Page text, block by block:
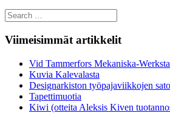
Search
for:
Viimeisimmät artikkelit
Vid Tammerfors Mekaniska-
Kuvia Kalevalasta
Designarkiston työpajaviikkojen
Tapettimuotia
Kiwi (otteita Aleksis Kiven